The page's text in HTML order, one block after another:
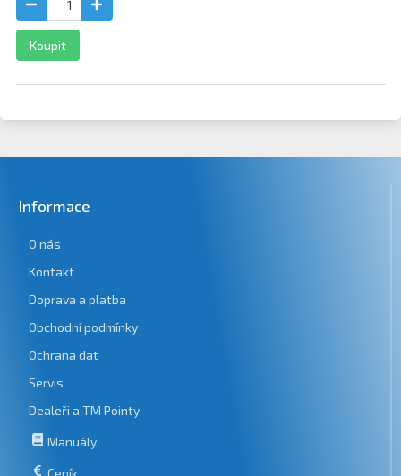
Koupit
Informace
O nás
Kontakt
Doprava a platba
Obchodní podmínky
Ochrana dat
Servis
Dealeři a TM Pointy
Manuály
Ceník